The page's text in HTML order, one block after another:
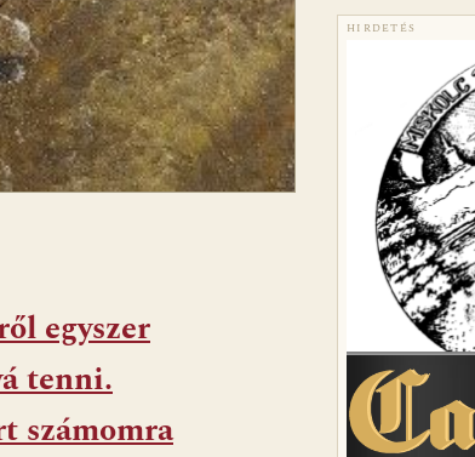
egyszer
tenni.
számomra
HIRDETÉS